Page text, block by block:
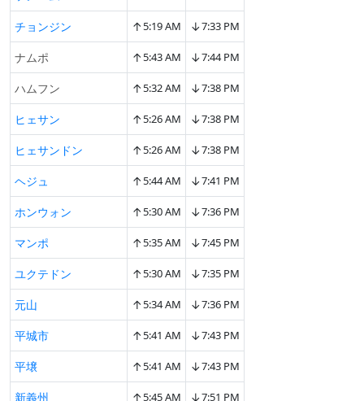
チョンジン ↑5:19 AM ↓7:33 PM
ナムポ ↑5:43 AM ↓7:44 PM
ハムフン ↑5:32 AM ↓7:38 PM
ヒェサン ↑5:26 AM ↓7:38 PM
ヒェサンドン ↑5:26 AM ↓7:38 PM
ヘジュ ↑5:44 AM ↓7:41 PM
ホンウォン ↑5:30 AM ↓7:36 PM
マンポ ↑5:35 AM ↓7:45 PM
ユクテドン ↑5:30 AM ↓7:35 PM
元山 ↑5:34 AM ↓7:36 PM
平城市 ↑5:41 AM ↓7:43 PM
平壌 ↑5:41 AM ↓7:43 PM
新義州 ↑5:45 AM ↓7:51 PM